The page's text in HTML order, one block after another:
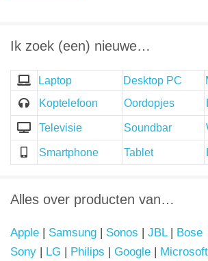
Ik zoek (een) nieuwe…
Laptop Desktop PC
Koptelefoon
Oordopjes
Televisie Soundbar
Smartphone Tablet
Alles over producten van…
Apple Samsung Sonos JBL|
Bose
Sony
LG Philips Google Microsoft